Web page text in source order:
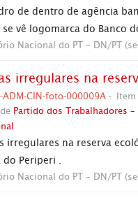
de dentro de agência
vê logomarca do Banco
Nacional do PT – DN/PT
ADM-CIN-foto-000009A Item
Partido dos Trabalhadores
irregulares na reserva
do Periperi .
Nacional do PT – DN/PT